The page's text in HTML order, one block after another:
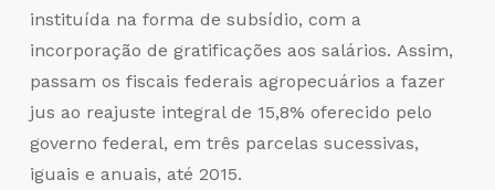
instituída na forma de subsídio, com a
incorporação de gratificações aos salários. Assim,
passam os fiscais federais agropecuários a fazer
jus ao reajuste integral de 15,8% oferecido pelo
governo federal, em três parcelas sucessivas,
iguais e anuais, até 2015.